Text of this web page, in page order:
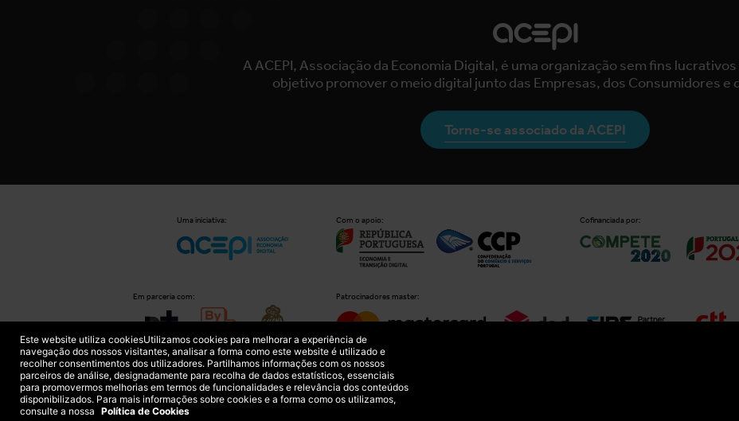
A ACEPI, Associação da Economia Digital, é uma organização sem fins
objetivo promover o meio digital junto das Empresas, dos Consumidores e
Torne-se associado da ACEPI
Uma iniciativa: Com o apoio: Cofinanciada por:
Em parceria com: Patrocinadores master:
Política de Privacidade FAQs
Este website utiliza cookiesUtilizamos cookies para melhorar a experiência de
navegação dos nossos visitantes, analisar a forma como este website é utilizado e
recolher consentimentos dos utilizadores. Partilhamos informações com os nossos
parceiros de análise, designadamente para recolha de dados estatísticos, essenciais
para promovermos melhorias em termos de funcionalidades e relevância dos conteúdos
disponibilizados. Para mais informações sobre cookies e a forma como os utilizamos,
consulte a nossa Política de Cookies